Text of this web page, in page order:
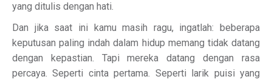
yang ditulis dengan hati.
Dan jika saat ini kamu masih ragu, ingatlah: beberapa
keputusan paling indah dalam hidup memang tidak datang
dengan kepastian. Tapi mereka datang dengan rasa
percaya. Seperti cinta pertama. Seperti larik puisi yang